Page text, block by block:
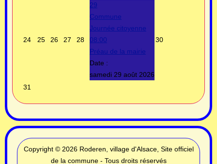
24 25 26 27 28
29
Commune
Journée citoyenne
08:00
Préau de la mairie
Date :
samedi 29 août 2026
30
31
Copyright © 2026 Roderen, village d'Alsace, Site officiel
de la commune - Tous droits réservés